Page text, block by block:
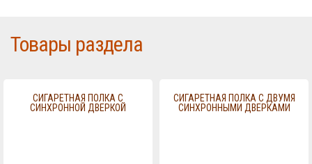
Товары раздела
СИГАРЕТНАЯ ПОЛКА С
СИНХРОННОЙ ДВЕРКОЙ
СИГАРЕТНАЯ ПОЛКА С ДВУМЯ
СИНХРОННЫМИ ДВЕРКАМИ